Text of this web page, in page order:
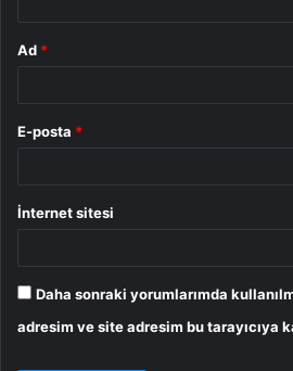
Ad *
E-posta *
İnternet sitesi
Daha sonraki yorumlarımda
adresim ve site adresim bu tarayıcıya